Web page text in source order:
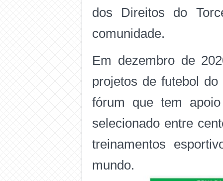
dos Direitos do
comunidade.
Em dezembro de
projetos de futebol
fórum que tem
selecionado entre
treinamentos
mundo.